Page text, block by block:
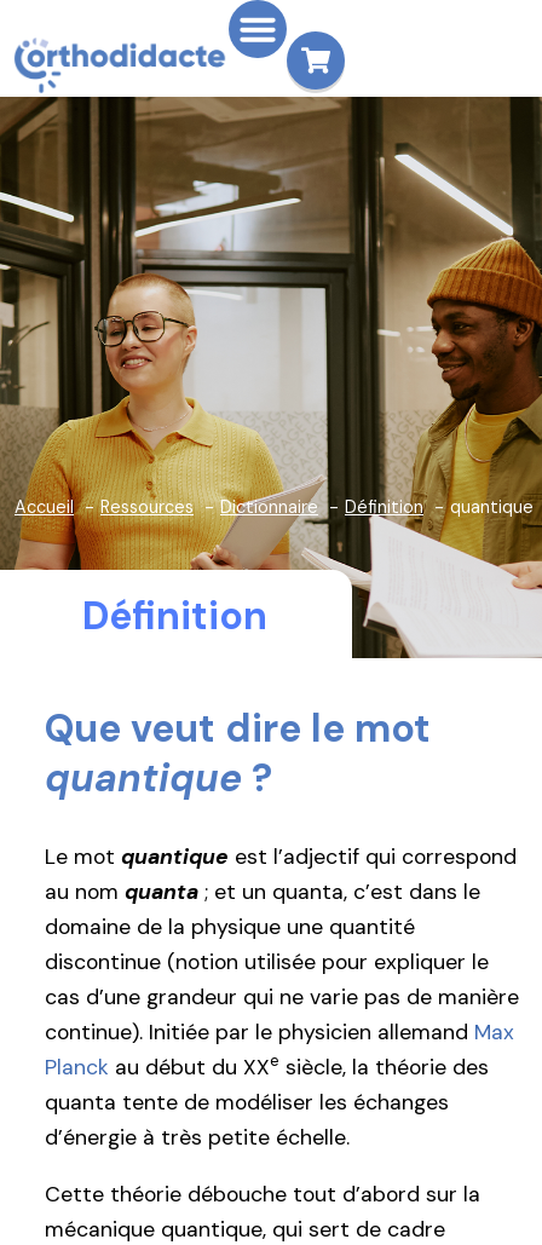
Accueil Ressources Dictionnaire Définition quantique
Définition
Que veut dire le mot
quantique ?
Le mot quantique est l’adjectif qui correspond
au nom quanta ; et un quanta, c’est dans le
domaine de la physique une quantité
discontinue (notion utilisée pour expliquer le
cas d’une grandeur qui ne varie pas de manière
continue). Initiée par le physicien allemand Max
Planck au début du XXe siècle, la théorie des
quanta tente de modéliser les échanges
d’énergie à très petite échelle.
Cette théorie débouche tout d’abord sur la
mécanique quantique, qui sert de cadre